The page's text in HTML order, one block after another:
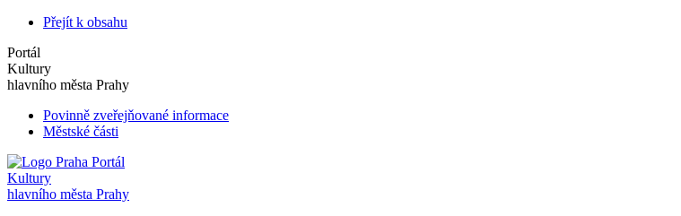
Přejít k obsahu
Portál
Kultury
hlavního města Prahy
Povinně zveřejňované informace
Městské části
Portál
Kultury
hlavního města Prahy